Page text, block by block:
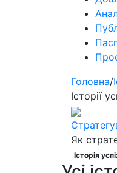
Головна/
Історії
Як
Історія